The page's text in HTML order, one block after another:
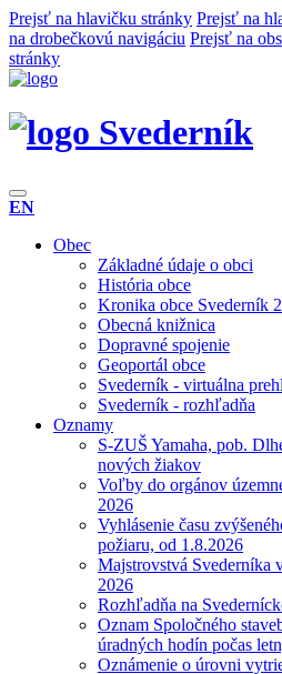
Prejsť na hlavičku stránky Prejsť na
na drobečkovú navigáciu Prejsť na
stránky
Svederník
EN
Obec
Základné údaje o obci
História obce
Kronika obce Svederník
Obecná knižnica
Dopravné spojenie
Geoportál obce
Svederník - virtuálna
Svederník - rozhľadňa
Oznamy
S-ZUŠ Yamaha, pob.
nových žiakov
Voľby do orgánov
2026
Vyhlásenie času
požiaru, od 1.8.2026
Majstrovstvá Svederníka
2026
Rozhľadňa na
Oznam Spoločného
úradných hodín počas
Oznámenie o úrovni